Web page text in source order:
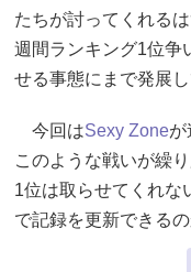
たちが討ってくれる
週間ランキング1位争
せる事態にまで発展
今回はSexy Zoneが
このような戦いが繰
1位は取らせてくれな
で記録を更新できる